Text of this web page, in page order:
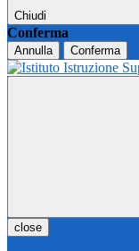
Chiudi
Conferma
Annulla Conferma
close